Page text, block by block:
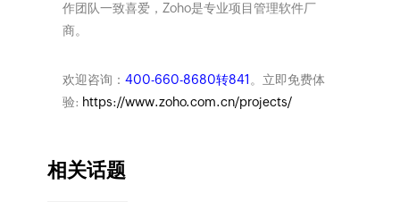
作团队一致喜爱，Zoho是专业项目管理软件厂
商。
欢迎咨询： 400-660-8680转841 。立即免费体
验: https://www.zoho.com.cn/projects/
相关话题